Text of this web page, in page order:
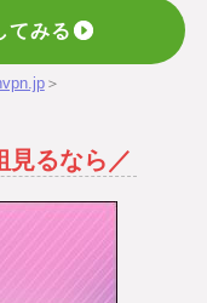
てみる
＞
見るなら／